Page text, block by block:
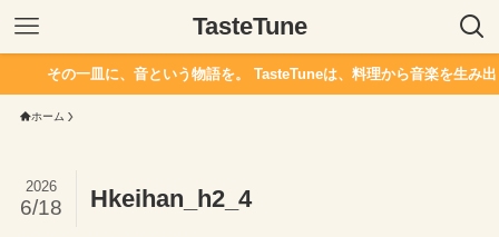
TasteTune
その一皿に、音という物語を。 TasteTuneは、料理から音楽を生み出
ホーム
Hkeihan_h2_4
2026
6/18